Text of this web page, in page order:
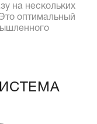
на нескольких
оптимальный